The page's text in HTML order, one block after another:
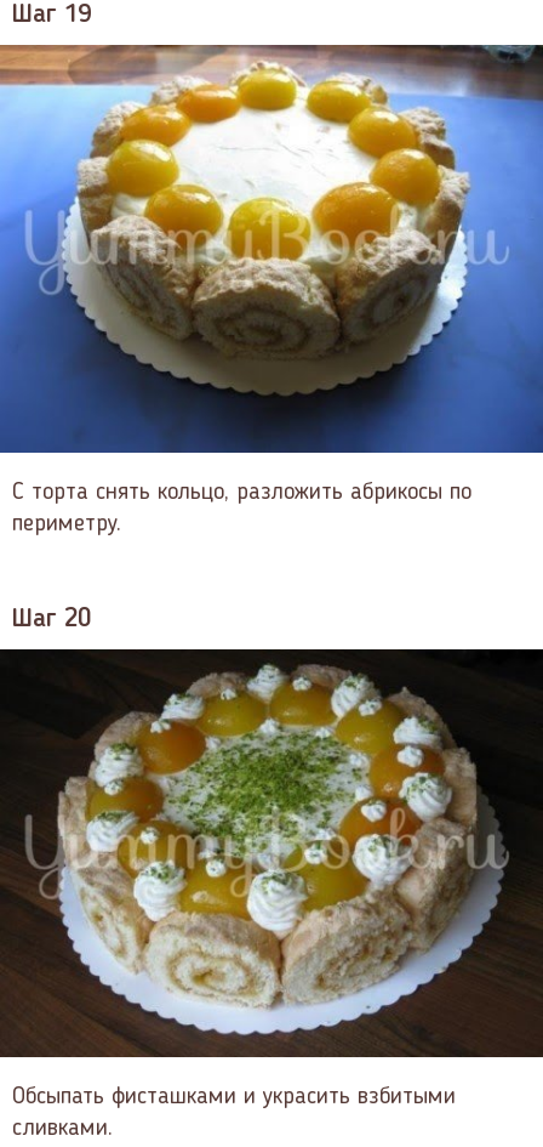
Шаг 19
С торта снять кольцо, разложить абрикосы по
периметру.
Шаг 20
Обсыпать фисташками и украсить взбитыми
сливками.